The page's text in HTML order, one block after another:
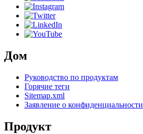
Дом
Руководство по продуктам
Горячие теги
Sitemap.xml
Заявление о конфиденциальности
Продукт